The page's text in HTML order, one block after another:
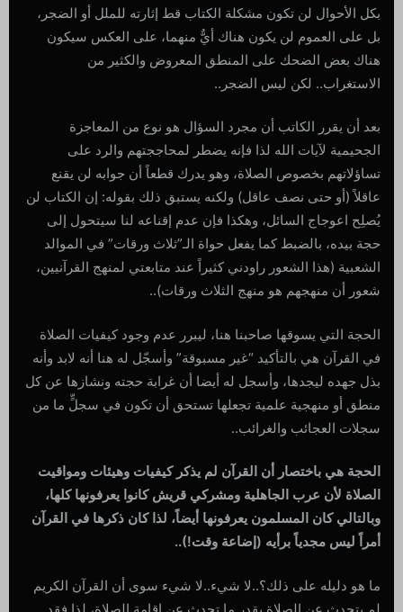
بكل الأحوال لن تكون مشكلة الكتاب قط إثارته للملل أو الضجر،
بل على العموم لن يكون هناك أيٌّ منهما، على العكس سيكون
هناك بعض الضحك على المنطق المعروض والكثير من
الاستغراب.. لكن ليس الضجر..
بعد أن يقرر الكاتب أن مجرد السؤال هو نوع من المعاجزة
الجحيمية لآيات الله لذا فإنه يضطر لمحاججتهم والرد على
تساؤلاتهم بخصوص الصلاة، وهو يدرك قطعاً أن جوابه لن يقنع
عاقلاً (أو حتى نصف عاقل) ولكنه يستبق ذلك بقوله: إن الكتاب لن
يُصلِح اعوجاج السائل، وهكذا فإن عدم إقناعه لنا سيتحول إلى
حجة بيده، بالضبط كما يفعل حواة الـ”ثلاث ورقات” في الموالد
الشعبية (هذا الشعور راودني كثيراً عند متابعتي لمنهج القرآنيين،
شعور أن منهجهم هو منهج الثلاث ورقات)..
الحجة التي يسوقها صاحبنا هنا، ليبرر عدم وجود كيفيات الصلاة
في القرآن هي بالتأكيد “غير مسبوقة” وأسجّل له هنا أنه لابد وأنه
بذل جهده ليجدها، وأسجل له أيضا أن غرابة حجته ونشازها عن كل
منطق أو منهجية علمية تجعلها تستحق أن تكون في سجلٍّ ما من
سجلات العجائب والغرائب..
الحجة هي باختصار أن القرآن لم يذكر كيفيات وهيئات ومواقيت
الصلاة لأن عرب الجاهلية ومشركي قريش كانوا يعرفونها كلها،
وبالتالي كان المسلمون يعرفونها أيضاً، لذا كان ذكرها في القرآن
أمراً ليس مجدياً برأيه (إضاعة وقت!)..
ما هو دليله على ذلك؟..لا شيء..لا شيء سوى أن القرآن الكريم